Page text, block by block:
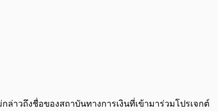
าวถึงชื่อของสถาบันทางการเงินที่เข้ามาร่วมโปรเจกต์